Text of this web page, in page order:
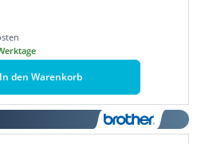
In den Warenkorb